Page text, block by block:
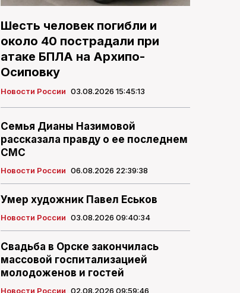
Шесть человек погибли и
около 40 пострадали при
атаке БПЛА на Архипо-
Осиповку
Новости России 03.08.2026 15:45:13
Семья Дианы Назимовой
рассказала правду о ее последнем
СМС
Новости России 06.08.2026 22:39:38
Умер художник Павел Еськов
Новости России 03.08.2026 09:40:34
Свадьба в Орске закончилась
массовой госпитализацией
молодоженов и гостей
Новости России 02.08.2026 09:59:46